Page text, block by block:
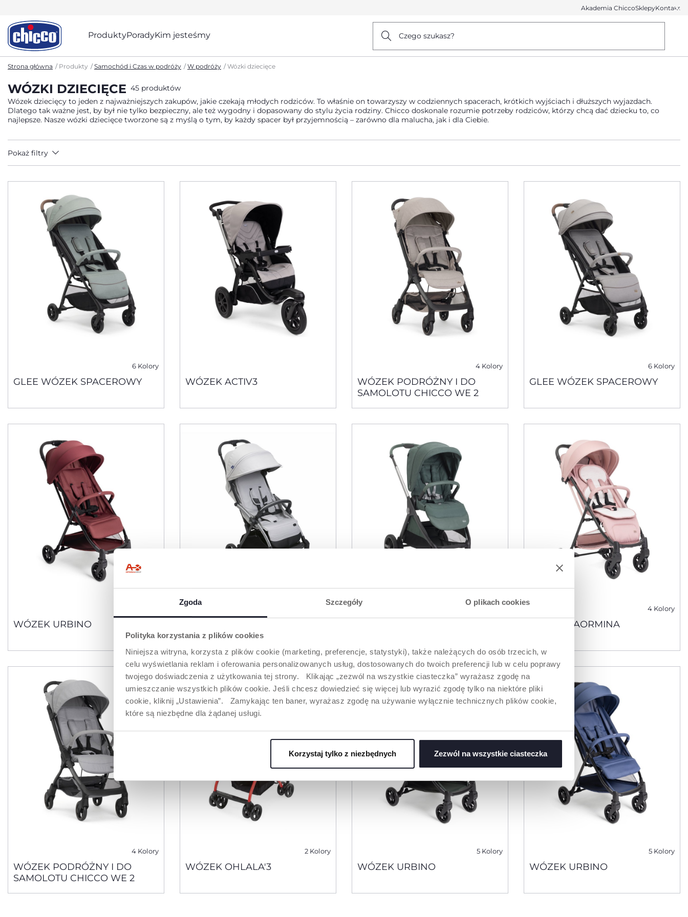
Zgoda Szczegóły O plikach cookies
Polityka korzystania z plików cookies
Niniejsza witryna, korzysta z plików cookie (marketing, preferencje, statystyki), także należących do osób trzecich, w
celu wyświetlania reklam i oferowania personalizowanych usług, dostosowanych do twoich preferencji lub w celu poprawy
twojego doświadczenia z użytkowania tej strony. Klikając „zezwól na wszystkie ciasteczka” wyrażasz zgodę na
umieszczanie wszystkich plików cookie. Jeśli chcesz dowiedzieć się więcej lub wyrazić zgodę tylko na niektóre pliki
cookie, kliknij „Ustawienia”. Zamykając ten baner, wyrażasz zgodę na używanie wyłącznie technicznych plików cookie,
które są niezbędne dla żądanej usługi.
Korzystaj tylko z niezbędnych Zezwól na wszystkie ciasteczka
Akademia ChiccoSklepyKontakt
ProduktyPoradyKim jesteśmy Czego szukasz?
Strona główna Produkty Samochód i Czas w podróży W podróży Wózki dziecięce
WÓZKI DZIECIĘCE 45 produktów
Wózek dziecięcy to jeden z najważniejszych zakupów, jakie czekają młodych rodziców. To właśnie on towarzyszy w codziennych spacerach, krótkich wyjściach i dłuższych wyjazdach.
Dlatego tak ważne jest, by był nie tylko bezpieczny, ale też wygodny i dopasowany do stylu życia rodziny. Chicco doskonale rozumie potrzeby rodziców, którzy chcą dać dziecku to, co
najlepsze. Nasze wózki dziecięce tworzone są z myślą o tym, by każdy spacer był przyjemnością – zarówno dla malucha, jak i dla Ciebie.
Pokaż filtry
6 Kolory
GLEE WÓZEK SPACEROWY WÓZEK ACTIV3
4 Kolory
WÓZEK PODRÓŻNY I DO
SAMOLOTU CHICCO WE 2
6 Kolory
GLEE WÓZEK SPACEROWY
WÓZEK URBINO
SPACEROWY
4 Kolory
WÓZEK TAORMINA
4 Kolory
WÓZEK PODRÓŻNY I DO
SAMOLOTU CHICCO WE 2
2 Kolory
WÓZEK OHLALA'3
5 Kolory
WÓZEK URBINO
5 Kolory
WÓZEK URBINO